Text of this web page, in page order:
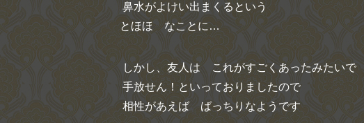
鼻水がよけい出まくるという
とほほ なことに…
しかし、友人は これがすごくあったみたいで
手放せん！といっておりましたので
相性があえば ばっちりなようです